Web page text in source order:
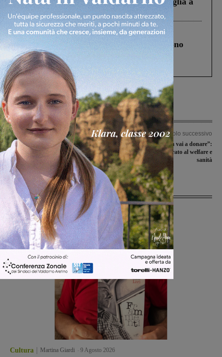
Levane nel 2020
Cronaca 4 Agosto 2026
Un anno fa la strage in A1 in cui morirono
Gianni, Giulia e Franco. Lo schianto, il
processo, lo stop ai sorpassi fra tir....
Articolo precedente
Compostiere: a settembre parte il
monitoraggio nell’area del Valdarno
fiorentino. Ispettori in 1800 utenze
Articolo successivo
“Vai al mare? Prima vai a donare”:
l’invito dell’assessorato al welfare e
sanità
Ultime Notizie
Cultura Martina Giardi 9 Agosto 2026